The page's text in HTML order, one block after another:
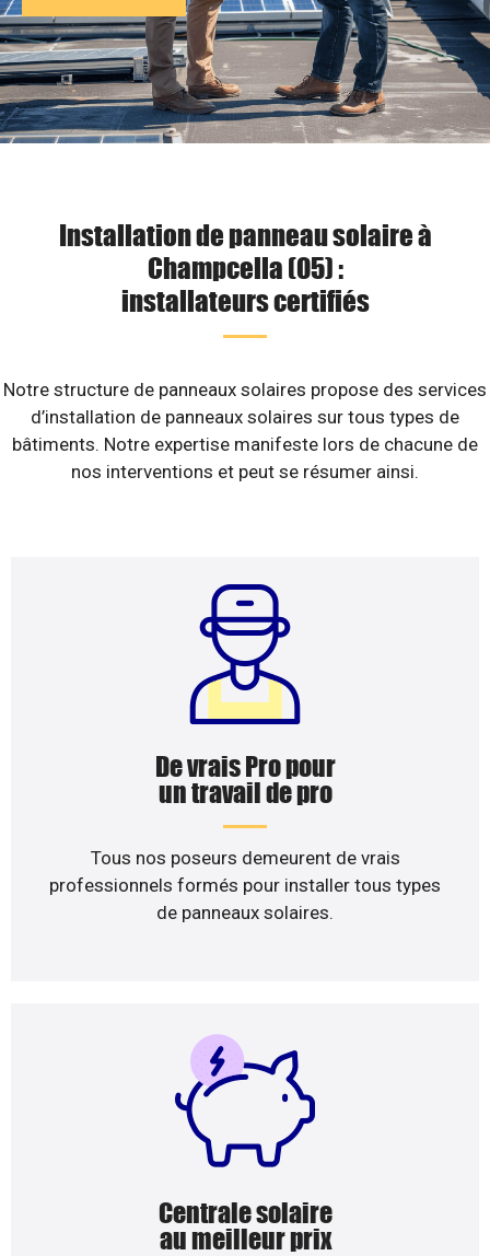
Installation de panneau solaire à
Champcella (05) :
installateurs certifiés
Notre structure de panneaux solaires propose des services
d’installation de panneaux solaires sur tous types de
bâtiments. Notre expertise manifeste lors de chacune de
nos interventions et peut se résumer ainsi.
De vrais Pro pour
un travail de pro
Tous nos poseurs demeurent de vrais
professionnels formés pour installer tous types
de panneaux solaires.
Centrale solaire
au meilleur prix